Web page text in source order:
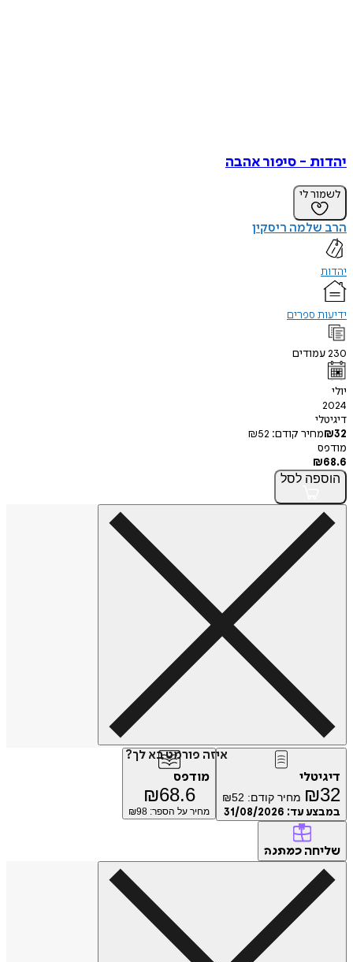
יהדות - סיפור אהבה
לשמור לי
הרב שלמה ריסקין
יהדות
ידיעות ספרים
230עמודים
יולי
2024
דיגיטלי
₪32 מחיר קודם: ₪52
מודפס
₪68.6
הוספה לסל
איזה פורמט בא לך?
דיגיטלי
₪32 מחיר קודם: ₪52
במבצע עד: 31/08/2026
מודפס
₪68.6
מחיר על הספר: ₪ 98
שליחה כמתנה